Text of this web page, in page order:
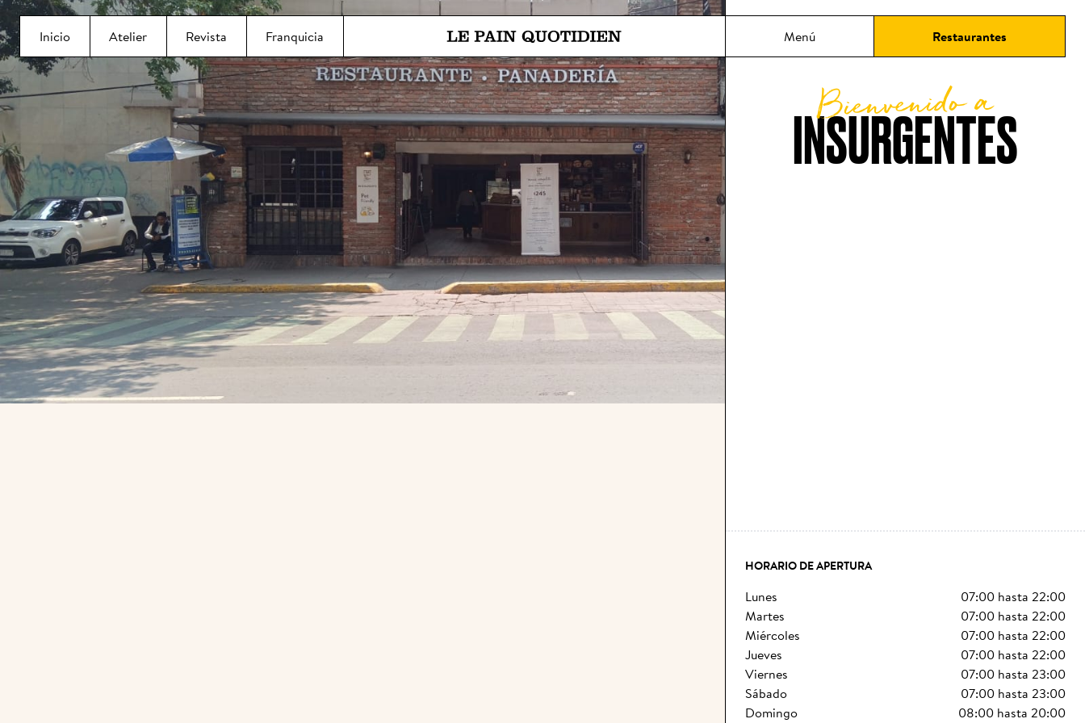
Ir directamente al contenido principal
Inicio
Atelier Revista Franquicia
Le Pain Quotidien significa: El pan de cada día
Menú Restaurantes
INSURGENTES
Bienvenido a
HORARIO DE APERTURA
lunes 07:00 hasta 22:00
martes
07:00 hasta 22:00
miércoles
07:00 hasta 22:00
jueves
07:00 hasta 22:00
viernes
07:00 hasta 23:00
sábado
07:00 hasta 23:00
domingo
08:00 hasta 20:00